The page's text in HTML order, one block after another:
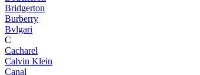
Bridgerton
Burberry
Bvlgari
C
Cacharel
Calvin Klein
Canal